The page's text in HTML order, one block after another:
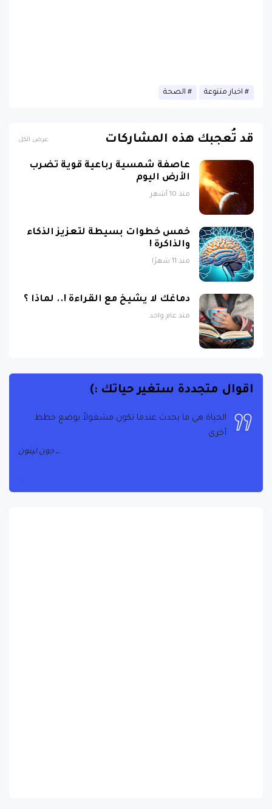
عاصفة شمسية رباعية قوية تضرب
الأرض اليوم
منذ 10 أشهر
والذاكرة !
منذ 11 شهرًا
منذ عام واحد
اقوال متجددة ستغير حياتك :)
أخرى